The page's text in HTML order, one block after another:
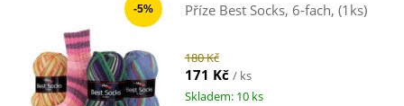
-5% Příze Best Socks, 6-fach, (1ks)
180 Kč
171 Kč / ks
Skladem: 10 ks